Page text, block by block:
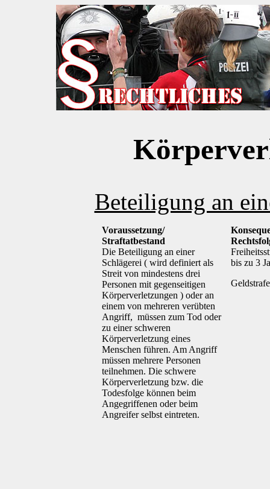
Beteiligung an
Voraussetzung/
Straftatbestand
Die Beteiligung an einer
Schlägerei ( wird definiert als
Streit von mindestens drei
Personen mit gegenseitigen
Körperverletzungen ) oder an
einem von mehreren verübten
Angriff, müssen zum Tod oder
zu einer schweren
Körperverletzung eines
Menschen führen. Am Angriff
müssen mehrere Personen
teilnehmen. Die schwere
Körperverletzung bzw. die
Todesfolge können beim
Angegriffenen oder beim
Angreifer selbst eintreten.
bis zu 3
Geldstrafe